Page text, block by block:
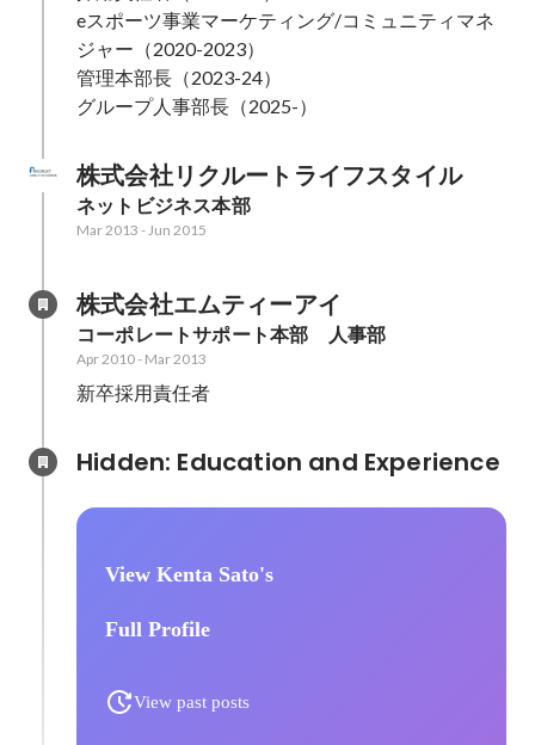
eスポーツ事業マーケティング/コミュニティマネ
ジャー（2020-2023）
管理本部長（2023-24）
グループ人事部長（2025-）
株式会社リクルートライフスタイル
ネットビジネス本部
Mar 2013 -Jun 2015
株式会社エムティーアイ
コーポレートサポート本部　人事部
Apr 2010- Mar 2013
新卒採用責任者
View Kenta Sato's
Full Profile
View past posts